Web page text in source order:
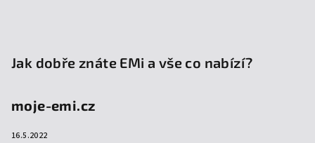
Jak dobře znáte EMi a vše co nabízí?
moje-emi.cz
16.5.2022